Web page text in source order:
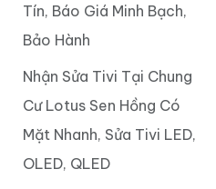
Tín, Báo Giá Minh Bạch,
Bảo Hành
Nhận Sửa Tivi Tại Chung
Cư Lotus Sen Hồng Có
Mặt Nhanh, Sửa Tivi LED,
OLED, QLED